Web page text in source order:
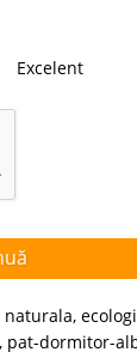
Excelent
naturala,
, pat-dormitor-